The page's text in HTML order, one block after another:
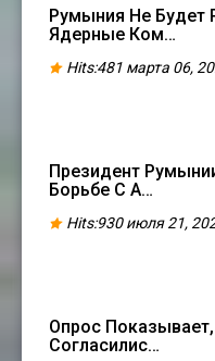
Румыния Не Будет
Ядерные Ком…
Hits:481 марта 06,
Президент
Борьбе С А…
Hits:930 июля 21,
Опрос
Согласилис…